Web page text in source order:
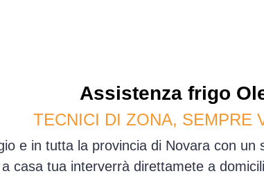
Assistenza frigo
TECNICI DI ZONA, SEMPRE
e in tutta la provincia di Novara con
casa tua interverrà direttamete a